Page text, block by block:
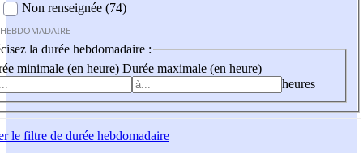
Non renseignée (74)
la durée hebdomadaire :
minimale (en heure) Durée maximale (en heure)
heures
le filtre de durée hebdomadaire